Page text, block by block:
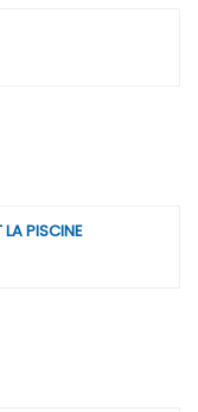
LA PISCINE